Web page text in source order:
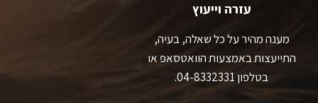
עזרה וייעוץ
מענה מהיר על כל שאלה, בעיה,
התייעצות באמצעות הוואטסאפ או
בטלפון 04-8332331.